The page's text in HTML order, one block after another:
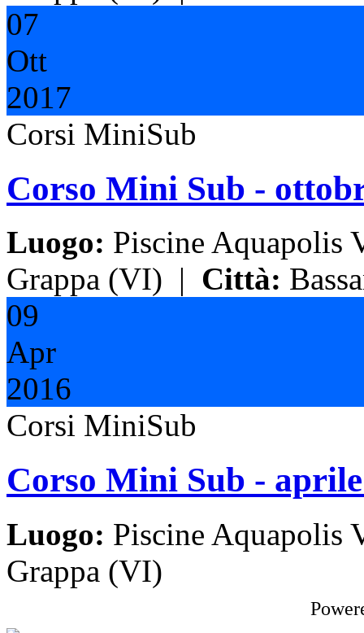
07
Ott
2017
Corsi MiniSub
Corso Mini Sub -
Luogo: Piscine Aquapolis
Grappa (VI) | Città:
09
Apr
2016
Corsi MiniSub
Corso Mini Sub -
Luogo: Piscine Aquapolis
Grappa (VI)